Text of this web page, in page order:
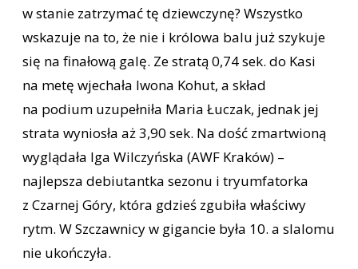
w stanie zatrzymać tę dziewczynę? Wszystko
wskazuje na to, że nie i królowa balu już szykuje
się na finałową galę. Ze stratą 0,74 sek. do Kasi
na metę wjechała Iwona Kohut, a skład
na podium uzupełniła Maria Łuczak, jednak jej
strata wyniosła aż 3,90 sek. Na dość zmartwioną
wyglądała Iga Wilczyńska (AWF Kraków) –
najlepsza debiutantka sezonu i tryumfatorka
z Czarnej Góry, która gdzieś zgubiła właściwy
rytm. W Szczawnicy w gigancie była 10. a slalomu
nie ukończyła.